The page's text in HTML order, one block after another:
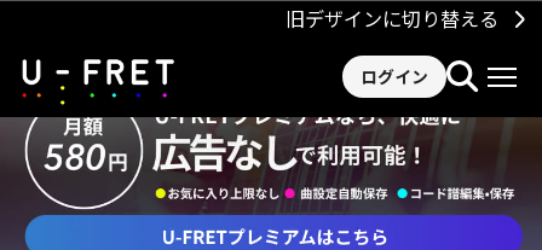
旧デザインに切り替える
ログイン